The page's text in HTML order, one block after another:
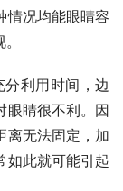
情况均能眼睛容
利用时间，边
眼睛很不利。因
离无法固定，加
如此就可能引起